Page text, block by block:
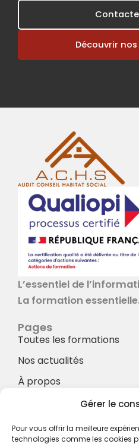
Gérer le
Pour vous offrir la meilleure
technologies comme les cookies
Découvrir
L’essentiel de
La formation
Pages
Toutes les formations
Nos actualités
À propos
À propos
Hotel à proximité